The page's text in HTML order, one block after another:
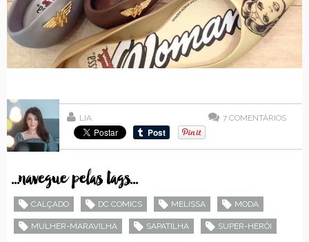
LIA 7 COMENTÁRIOS
...navegue pelas tags...
CALÇADO DC COMICS MELISSA MODA
MULHER-MARAVILHA SAPATILHA SUPER-HERÓI